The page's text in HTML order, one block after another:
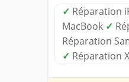
✓ Réparation
MacBook ✓
Réparation
✓ Réparation